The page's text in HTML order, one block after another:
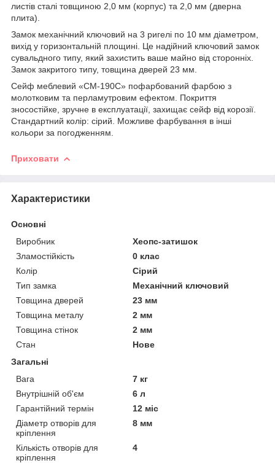
листів сталі товщиною 2,0 мм (корпус) та 2,0 мм (дверна
плита).
Замок механічний ключовий на 3 ригелі по 10 мм діаметром,
вихід у горизонтальній площині. Це надійний ключовий замок
сувальдного типу, який захистить ваше майно від сторонніх.
Замок закритого типу, товщина дверей 23 мм.
Сейф меблевий «СМ-190С» пофарбований фарбою з
молотковим та перламутровим ефектом. Покриття
зносостійке, зручне в експлуатації, захищає сейф від корозії.
Стандартний колір: сірий. Можливе фарбування в інші
кольори за погодженням.
Приховати
Характеристики
Основні
Виробник
Хеопс-затишок
Зламостійкість
0 клас
Колір
Сірий
Тип замка
Механічний ключовий
Товщина дверей
23 мм
Товщина металу
2 мм
Товщина стінок
2 мм
Стан
Нове
Загальні
Вага
7 кг
Внутрішній об'єм
6 л
Гарантійний термін
12 міс
Діаметр отворів для
кріплення
8 мм
Кількість отворів для
кріплення
4